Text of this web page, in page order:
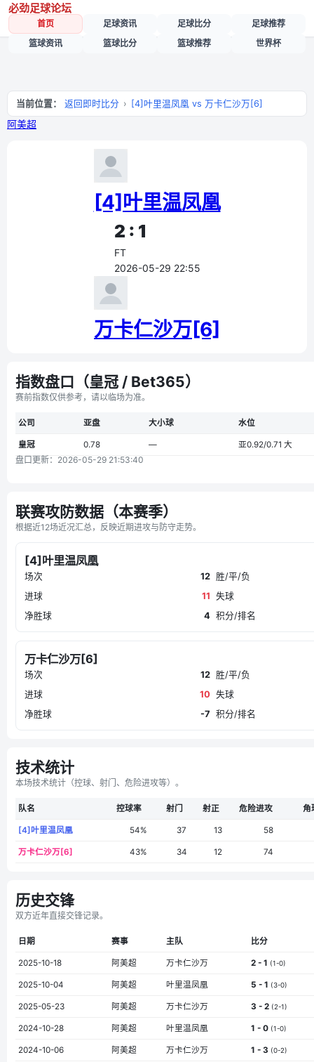
必劲足球论坛
首页 足球资讯 足球比分
足球推荐
篮球资讯
篮球比分 篮球推荐 世界杯
当前位置： 返回即时比分 › [4]叶里温凤凰 vs 万卡仁沙万[6]
阿美超
[4]叶里温凤凰
2 : 1
FT
2026-05-29 22:55
万卡仁沙万[6]
指数盘口（皇冠 / Bet365）
赛前指数仅供参考，请以临场为准。
公司 亚盘 大小球 水位
皇冠 0.78 — 亚0.92/0.71 大
盘口更新：2026-05-29 21:53:40
联赛攻防数据（本赛季）
根据近12场近况汇总，反映近期进攻与防守走势。
[4]叶里温凤凰
场次 12 胜/平/负
进球
11 失球
净胜球
4 积分/排名
万卡仁沙万[6]
场次 12 胜/平/负
进球
10 失球
净胜球
-7 积分/排名
技术统计
本场技术统计（控球、射门、危险进攻等）。
队名 控球率 射门 射正 危险进攻 角
[4]叶里温凤凰 54% 37 13 58
万卡仁沙万[6] 43% 34 12 74
历史交锋
双方近年直接交锋记录。
日期 赛事 主队 比分
2025-10-18 阿美超 万卡仁沙万 2 - 1 (1-0)
2025-10-04 阿美超 叶里温凤凰 5 - 1 (3-0)
2025-05-23 阿美超 万卡仁沙万 3 - 2 (2-1)
2024-10-28 阿美超 叶里温凤凰 1 - 0 (1-0)
2024-10-06 阿美超 万卡仁沙万 1 - 3 (0-2)